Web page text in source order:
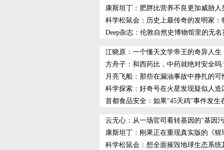
康斯坦丁 ： 肥胖比营养不良更加威胁人
科学松鼠会 ： 历史上最传奇的发明家：
Deep杂志 ： 伦敦自然史博物馆里的无名
江晓原 ： 一个懂天文学帝王的奇异人生
方舟子 ： 和西药比，中药就绝对安全吗
月亮飞船 ： 那些在漏油事故中挣扎的可
科学探索 ： 好奇号在火星发现疑似人造
首都食品安全 ： 如果"45天鸡"事件发
云无心 ： 从一场官司看转基因的"基因
康斯坦丁 ： 刚果正在重现真实版的《猩
科学松鼠会 ： 想全面摧毁地球生态系统